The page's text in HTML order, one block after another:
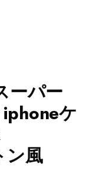
ーパー
ケ
風